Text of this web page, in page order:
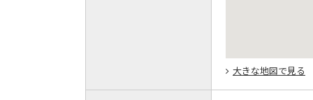
大きな地図で見る